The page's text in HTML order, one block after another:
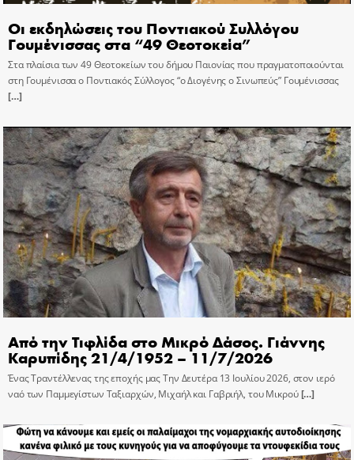
Οι εκδηλώσεις του Ποντιακού Συλλόγου
Γουμένισσας στα “49 Θεοτοκεία”
Στα πλαίσια των 49 Θεοτοκείων του δήμου Παιονίας που πραγματοποιούνται
στη Γουμένισσα ο Ποντιακός Σύλλογος “ο Διογένης ο Σινωπεύς” Γουμένισσας
[…]
Από την Τιφλίδα στο Μικρό Δάσος. Γιάννης
Καρυπίδης 21/4/1952 – 11/7/2026
Ένας Τραντέλλενας της εποχής μας Την Δευτέρα 13 Ιουλίου 2026, στον ιερό
ναό των Παμμεγίστων Ταξιαρχών, Μιχαήλ και Γαβριήλ, του Μικρού[…]